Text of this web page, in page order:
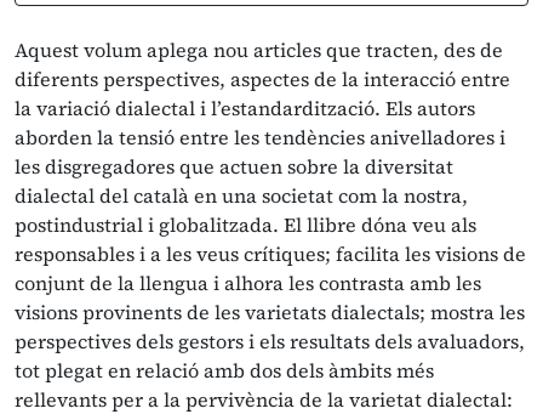
Aquest volum aplega nou articles que tracten, des de
diferents perspectives, aspectes de la interacció entre
la variació dialectal i l’estandardització. Els autors
aborden la tensió entre les tendències anivelladores i
les disgregadores que actuen sobre la diversitat
dialectal del català en una societat com la nostra,
postindustrial i globalitzada. El llibre dóna veu als
responsables i a les veus crítiques; facilita les visions de
conjunt de la llengua i alhora les contrasta amb les
visions provinents de les varietats dialectals; mostra les
perspectives dels gestors i els resultats dels avaluadors,
tot plegat en relació amb dos dels àmbits més
rellevants per a la pervivència de la varietat dialectal: